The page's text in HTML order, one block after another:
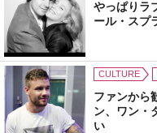
やっぱりラ
ール・スプ
CULTURE
ファンから
ン、ワン・
い